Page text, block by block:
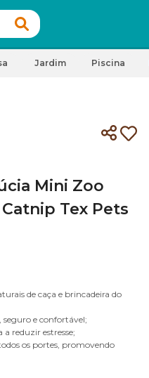
Jardim Piscina
Mini Zoo
Tex Pets
de caça e brincadeira do
e confortável;
reduzir estresse;
os portes, promovendo